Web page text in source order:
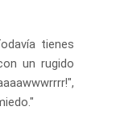
tienes
un rugido